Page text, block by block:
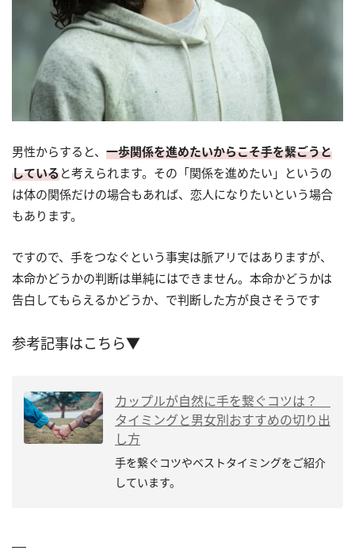
男性からすると、 一歩関係を進めたいからこそ手を繋ごうと
していると考えられます。 その「関係を進めたい」というの
は体の関係だけの場合もあれば、恋人になりたいという場合
もあります。
ですので、 手をつなぐという事実は脈アリではありますが、
本命かどうかの判断は単純にはできません。 本命かどうかは
告白してもらえるかどうか、で判断した方が良さそうです
参考記事はこちら▼
カップルが自然に手を繋ぐコツは？
タイミングと男女別おすすめの切り出
し方
手を繋ぐコツやベストタイミングをご紹介
しています。